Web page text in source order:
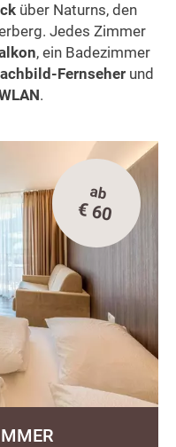
über Naturns, den
Jedes Zimmer
, ein Badezimmer
Fernseher und
.
ab
€ 60